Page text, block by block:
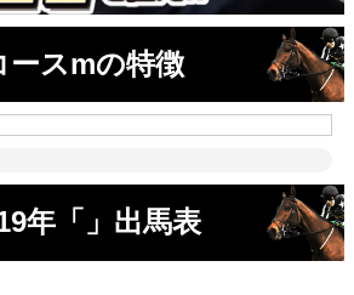
ースmの特徴
年「」出馬表